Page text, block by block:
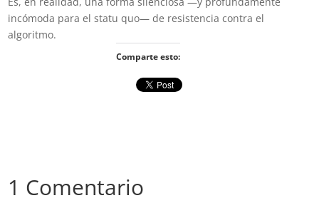
incómoda para el statu quo— de resistencia contra el
algoritmo.
Comparte esto:
1 Comentario